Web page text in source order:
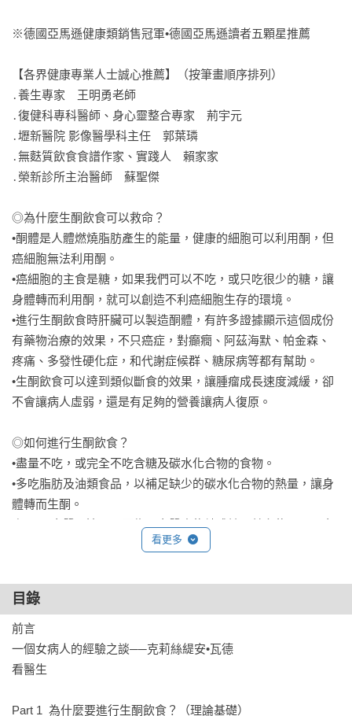
※德國亞馬遜健康類銷售冠軍•德國亞馬遜讀者五顆星推薦
【各界健康專業人士誠心推薦】（按筆畫順序排列）
․養生專家　王明勇老師
․復健科專科醫師、身心靈整合專家　荊宇元
․壢新醫院 影像醫學科主任　郭葉璘
․無麩質飲食食譜作家、實踐人　賴家家
․榮新診所主治醫師　蘇聖傑
◎為什麼生酮飲食可以救命？
•酮體是人體燃燒脂肪產生的能量，健康的細胞可以利用酮，但
癌細胞無法利用酮。
•癌細胞的主食是糖，如果我們可以不吃，或只吃很少的糖，讓
身體轉而利用酮，就可以創造不利癌細胞生存的環境。
•進行生酮飲食時肝臟可以製造酮體，有許多證據顯示這個成份
有藥物治療的效果，不只癌症，對癲癇、阿茲海默、帕金森、
疼痛、多發性硬化症，和代謝症候群、糖尿病等都有幫助。
•生酮飲食可以達到類似斷食的效果，讓腫瘤成長速度減緩，卻
不會讓病人虛弱，還是有足夠的營養讓病人復原。
◎如何進行生酮飲食？
•盡量不吃，或完全不吃含糖及碳水化合物的食物。
•多吃脂肪及油類食品，以補足缺少的碳水化合物的熱量，讓身
體轉而生酮。
•攝取蛋白質要適量。因為蛋白質也能轉成糖，若主能量以蛋白
質代替，身體無法轉而生酮。
都能提供身體所需的脂肪酸。
•以EFK（蛋白質、脂肪和碳水化合物的比例）為標準選擇適合
生酮的飲食。
◎癌症病患特別需要的養分
油。
看更多
目錄
前言
一個女病人的經驗之談──克莉絲緹安•瓦德
看醫生
Part 1  為什麼要進行生酮飲食？（理論基礎）